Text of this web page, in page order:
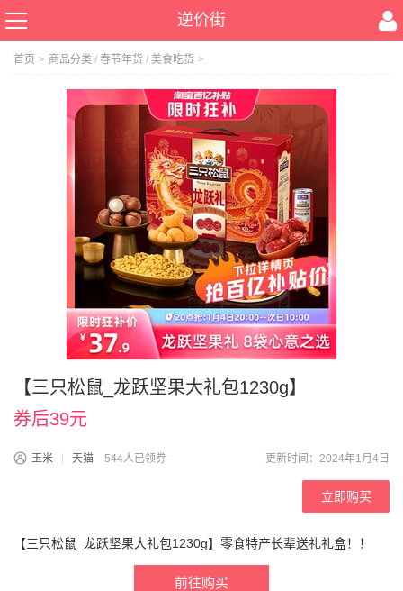
逆价街
首页 > 商品分类 / 春节年货 / 美食吃货 >
【三只松鼠_龙跃坚果大礼包1230g】
券后39元
玉米 天猫 544人已领券 更新时间：2024年1月4日
立即购买
【三只松鼠_龙跃坚果大礼包1230g】零食特产长辈送礼礼盒！！
前往购买